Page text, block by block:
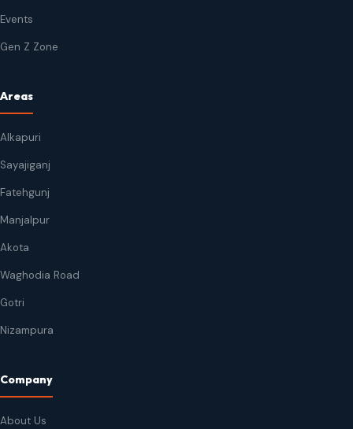
Events
Gen Z Zone
Areas
Alkapuri
Sayajiganj
Fatehgunj
Manjalpur
Akota
Waghodia Road
Gotri
Nizampura
Company
About Us